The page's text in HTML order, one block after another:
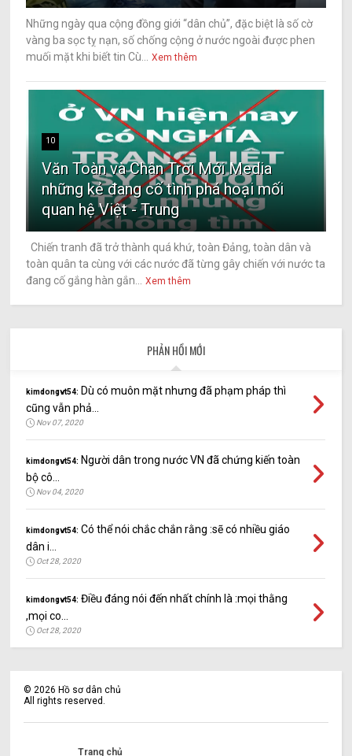
Những ngày qua cộng đồng giới “dân chủ”, đặc biệt là số cờ
vàng ba sọc tỵ nạn, số chống cộng ở nước ngoài được phen
muối mặt khi biết tin Cù...
Xem thêm
10
Văn Toàn và Chân Trời Mới Media
những kẻ đang cố tình phá hoại mối
quan hệ Việt - Trung
Chiến tranh đã trở thành quá khứ, toàn Đảng, toàn dân và
toàn quân ta cùng với các nước đã từng gây chiến với nước ta
đang cố gắng hàn gắn...
Xem thêm
PHẢN HỒI MỚI
kimdongvt54: Dù có muôn mặt nhưng đã phạm pháp thì
cũng vẫn phả...
Nov 07, 2020
kimdongvt54: Người dân trong nước VN đã chứng kiến toàn
bộ cô...
Nov 04, 2020
kimdongvt54: Có thể nói chắc chắn rằng :sẽ có nhiều giáo
dân i...
Oct 28, 2020
kimdongvt54: Điều đáng nói đến nhất chính là :mọi thằng
,mọi co...
Oct 28, 2020
©2026 Hồ sơ dân chủ
All rights reserved.
Trang chủ